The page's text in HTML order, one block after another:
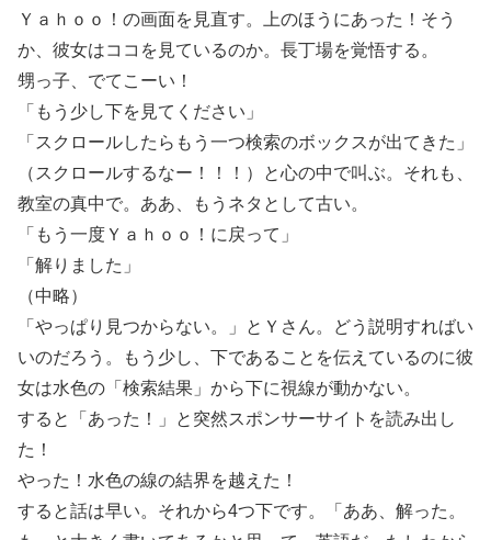
Ｙａｈｏｏ！の画面を見直す。上のほうにあった！そう
か、彼女はココを見ているのか。長丁場を覚悟する。
甥っ子、でてこーい！
「もう少し下を見てください」
「スクロールしたらもう一つ検索のボックスが出てきた」
（スクロールするなー！！！）と心の中で叫ぶ。それも、
教室の真中で。ああ、もうネタとして古い。
「もう一度Ｙａｈｏｏ！に戻って」
「解りました」
（中略）
「やっぱり見つからない。」とＹさん。どう説明すればい
いのだろう。もう少し、下であることを伝えているのに彼
女は水色の「検索結果」から下に視線が動かない。
すると「あった！」と突然スポンサーサイトを読み出し
た！
やった！水色の線の結界を越えた！
すると話は早い。それから4つ下です。「ああ、解った。